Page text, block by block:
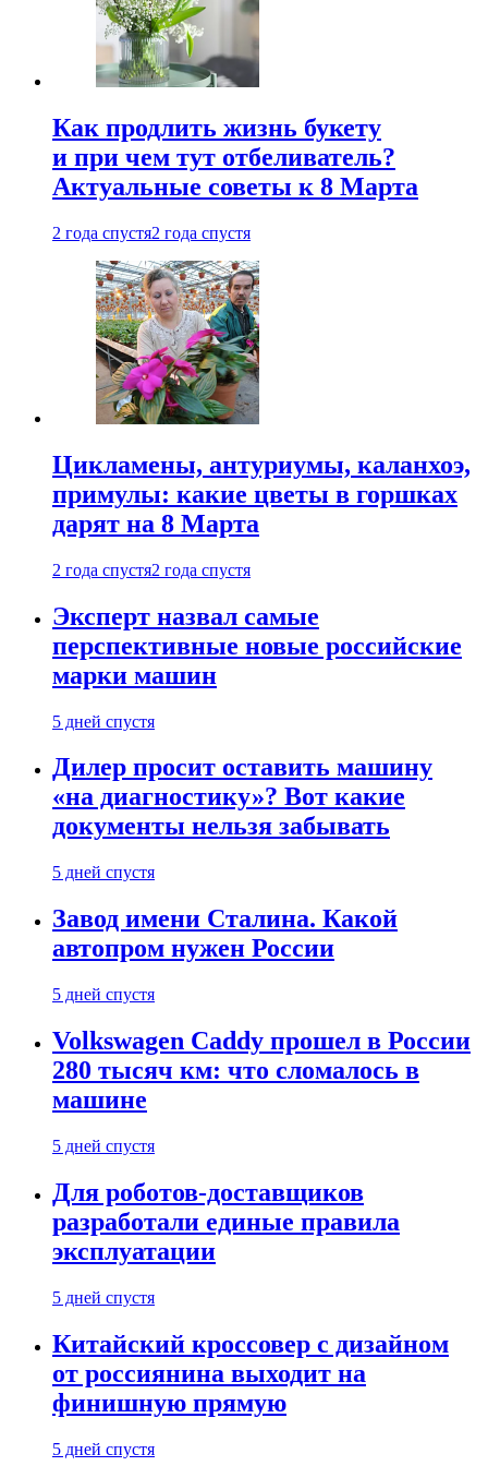
Как продлить жизнь букету
и при чем тут отбеливатель?
Актуальные советы к 8 Марта
2 года спустя2 года спустя
Цикламены, антуриумы, каланхоэ,
примулы: какие цветы в горшках
дарят на 8 Марта
2 года спустя2 года спустя
Эксперт назвал самые
перспективные новые российские
марки машин
5 дней спустя
Дилер просит оставить машину
«на диагностику»? Вот какие
документы нельзя забывать
5 дней спустя
Завод имени Сталина. Какой
автопром нужен России
5 дней спустя
Volkswagen Caddy прошел в России
280 тысяч км: что сломалось в
машине
5 дней спустя
Для роботов-доставщиков
разработали единые правила
эксплуатации
5 дней спустя
Китайский кроссовер с дизайном
от россиянина выходит на
финишную прямую
5 дней спустя